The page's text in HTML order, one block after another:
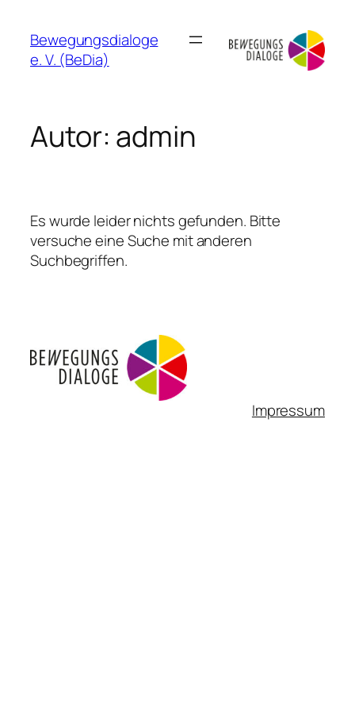
Inhalt
springen
Bewegungsdialoge
e. V. (BeDia)
Autor: admin
Es wurde leider nichts gefunden. Bitte
versuche eine Suche mit anderen
Suchbegriffen.
Impressum